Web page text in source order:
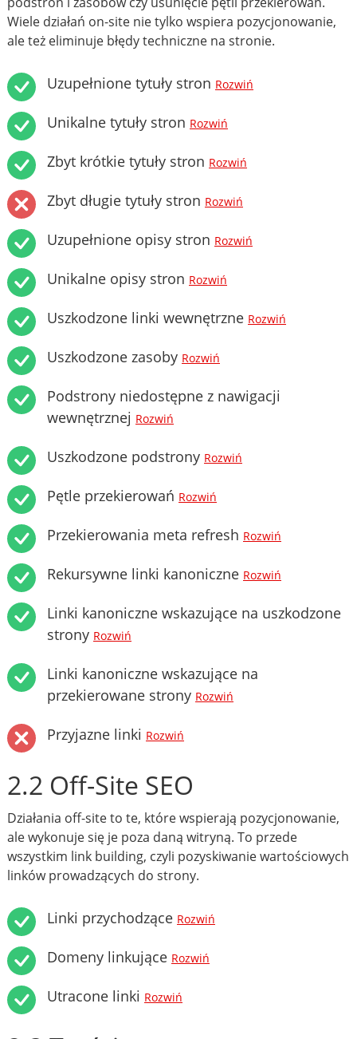
Wiele działań on-site nie tylko wspiera pozycjonowanie,
ale też eliminuje błędy techniczne na stronie.
Uzupełnione tytuły stron Rozwiń
Unikalne tytuły stron Rozwiń
Zbyt krótkie tytuły stron Rozwiń
Zbyt długie tytuły stron Rozwiń
Uzupełnione opisy stron Rozwiń
Unikalne opisy stron Rozwiń
Uszkodzone linki wewnętrzne Rozwiń
Uszkodzone zasoby Rozwiń
Podstrony niedostępne z nawigacji
wewnętrznej Rozwiń
Uszkodzone podstrony Rozwiń
Pętle przekierowań Rozwiń
Przekierowania meta refresh Rozwiń
Rekursywne linki kanoniczne Rozwiń
Linki kanoniczne wskazujące na uszkodzone
strony Rozwiń
Linki kanoniczne wskazujące na
przekierowane strony Rozwiń
Przyjazne linki Rozwiń
2.2 Off-Site SEO
Działania off-site to te, które wspierają pozycjonowanie,
ale wykonuje się je poza daną witryną. To przede
wszystkim link building, czyli pozyskiwanie wartościowych
linków prowadzących do strony.
Linki przychodzące Rozwiń
Domeny linkujące Rozwiń
Utracone linki Rozwiń